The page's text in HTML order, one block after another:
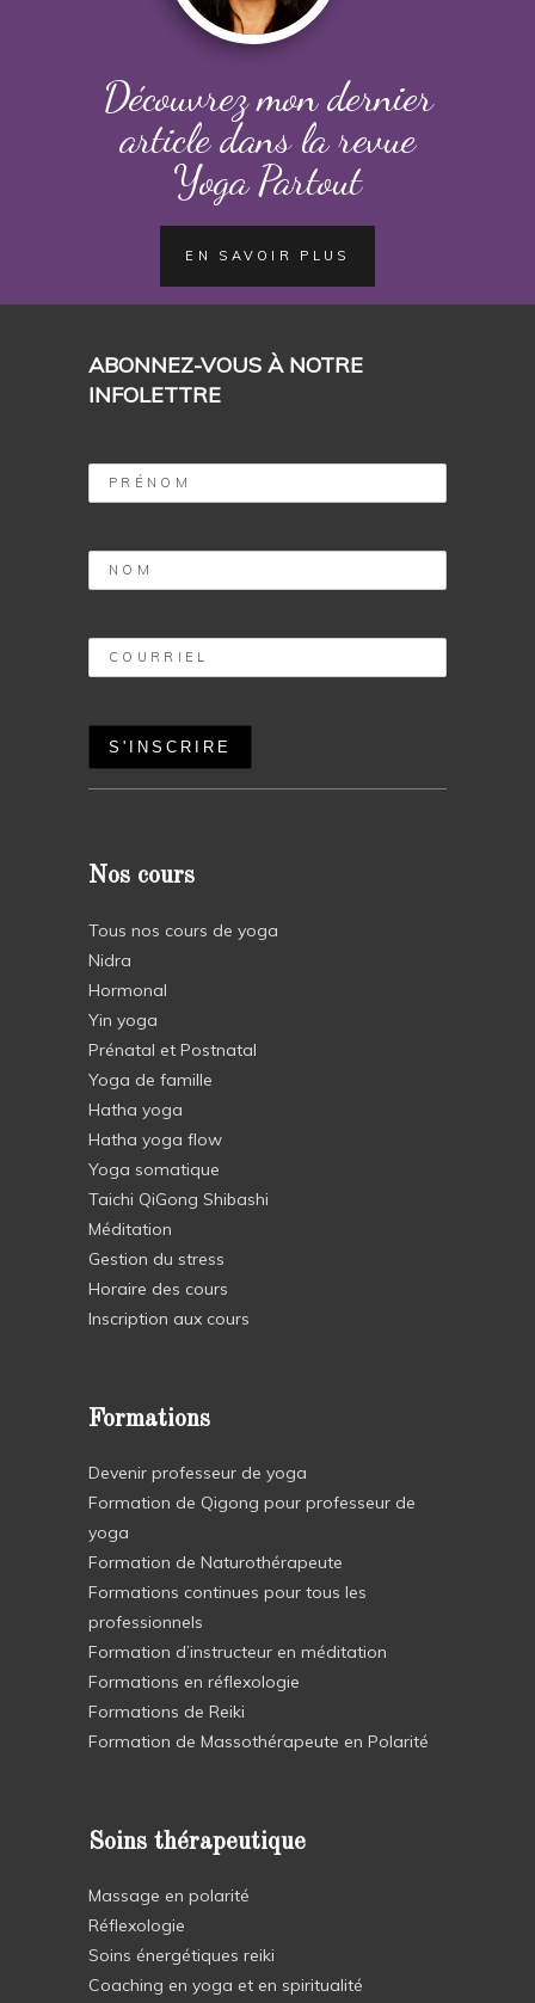
Découvrez mon dernier
article dans la revue
Yoga Partout
EN SAVOIR PLUS
ABONNEZ-VOUS À NOTRE
INFOLETTRE
Nos cours
Tous nos cours de yoga
Nidra
Hormonal
Yin yoga
Prénatal et Postnatal
Yoga de famille
Hatha yoga
Hatha yoga flow
Yoga somatique
Taichi QiGong Shibashi
Méditation
Gestion du stress
Horaire des cours
Inscription aux cours
Formations
Devenir professeur de yoga
Formation de Qigong pour professeur de
yoga
Formation de Naturothérapeute
Formations continues pour tous les
professionnels
Formation d’instructeur en méditation
Formations en réflexologie
Formations de Reiki
Formation de Massothérapeute en Polarité
Soins thérapeutique
Massage en polarité
Réflexologie
Soins énergétiques reiki
Coaching en yoga et en spiritualité